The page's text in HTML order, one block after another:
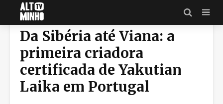
VIANA DO CASTELO
Da Sibéria até Viana: a
primeira criadora
certificada de Yakutian
Laika em Portugal